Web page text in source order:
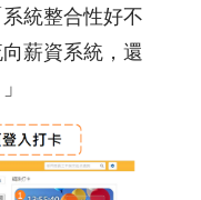
統整合性好不
薪資系統，還